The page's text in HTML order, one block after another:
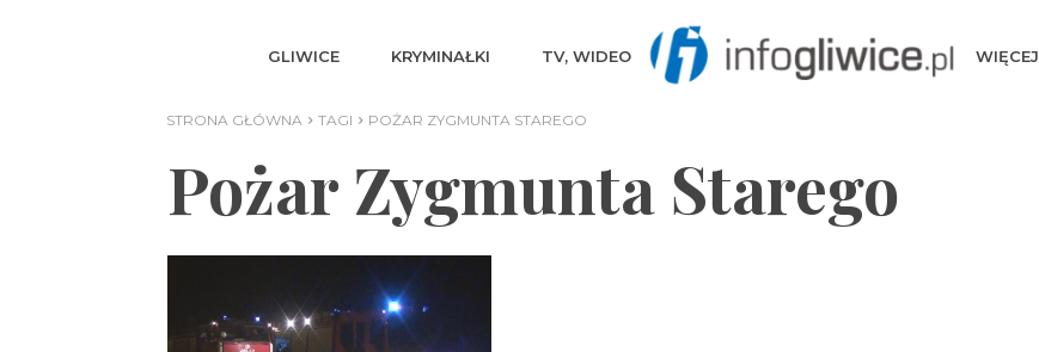
GLIWICE KRYMINAŁKI TV, WIDEO WIĘCEJ
STRONA GŁÓWNA TAGI POŻAR ZYGMUNTA STAREGO
Pożar Zygmunta Starego